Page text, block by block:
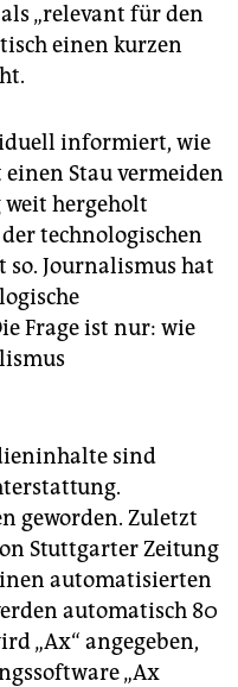
„relevant für den
einen kurzen
informiert, wie
Stau vermeiden
weit hergeholt
technologischen
Journalismus hat
Frage ist nur: wie
sind
geworden. Zuletzt
Stuttgarter Zeitung
automatisierten
automatisch 80
„Ax“ angegeben,
„Ax